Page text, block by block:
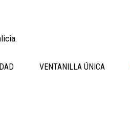
VENTANILLA ÚNICA